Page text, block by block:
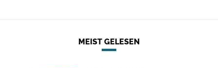
MEIST GELESEN